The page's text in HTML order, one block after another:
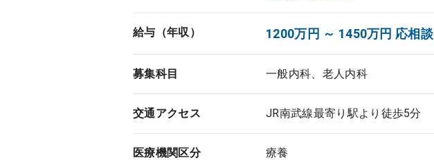
給与（年収） 1200万円 ～ 1450万円 応相談
募集科目 一般内科、老人内科
交通アクセス JR南武線最寄り駅より徒歩5分
医療機関区分 療養